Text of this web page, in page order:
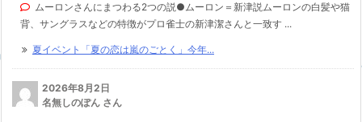
ムーロンさんにまつわる2つの説●ムーロン＝新津説ムーロンの白髪や猫
背、サングラスなどの特徴がプロ雀士の新津潔さんと一致す ...
夏イベント「夏の恋は嵐のごとく」今年...
2026年8月2日
名無しのぽん さん